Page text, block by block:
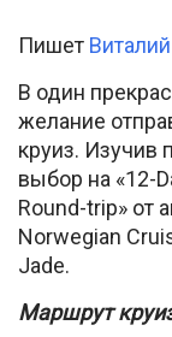
Пишет Виталий
В один
желание
круиз. Изучив
выбор на «12-
Round-trip» от
Norwegian
Jade.
Маршрут